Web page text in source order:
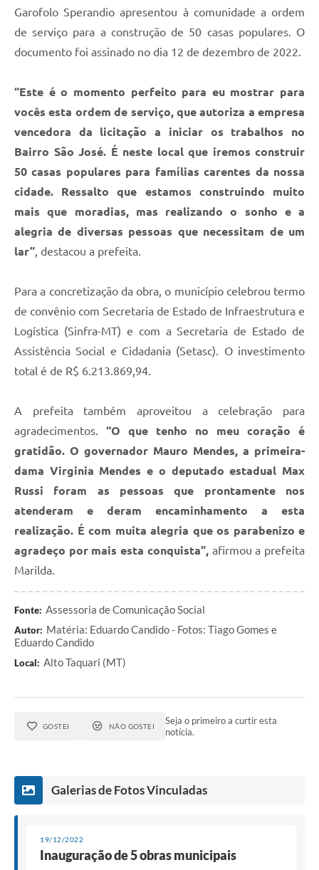
Garofolo Sperandio apresentou à comunidade a ordem
de serviço para a construção de 50 casas populares. O
documento foi assinado no dia 12 de dezembro de 2022.
“Este é o momento perfeito para eu mostrar para
vocês esta ordem de serviço, que autoriza a empresa
vencedora da licitação a iniciar os trabalhos no
Bairro São José. É neste local que iremos construir
50 casas populares para famílias carentes da nossa
cidade. Ressalto que estamos construindo muito
mais que moradias, mas realizando o sonho e a
alegria de diversas pessoas que necessitam de um
lar”, destacou a prefeita.
Para a concretização da obra, o município celebrou termo
de convênio com Secretaria de Estado de Infraestrutura e
Logística (Sinfra-MT) e com a Secretaria de Estado de
Assistência Social e Cidadania (Setasc). O investimento
total é de R$ 6.213.869,94.
A prefeita também aproveitou a celebração para
agradecimentos. “O que tenho no meu coração é
gratidão. O governador Mauro Mendes, a primeira-
dama Virginia Mendes e o deputado estadual Max
Russi foram as pessoas que prontamente nos
atenderam e deram encaminhamento a esta
realização. É com muita alegria que os parabenizo e
agradeço por mais esta conquista”,afirmou a prefeita
Marilda.
Fonte: Assessoria de Comunicação Social
Autor: Matéria: Eduardo Candido - Fotos: Tiago Gomes e
Eduardo Candido
Local: Alto Taquari (MT)
GOSTEI NÃO GOSTEI
Seja o primeiro a curtir esta
notícia.
Galerias de Fotos Vinculadas
19/12/2022
Inauguração de 5 obras municipais